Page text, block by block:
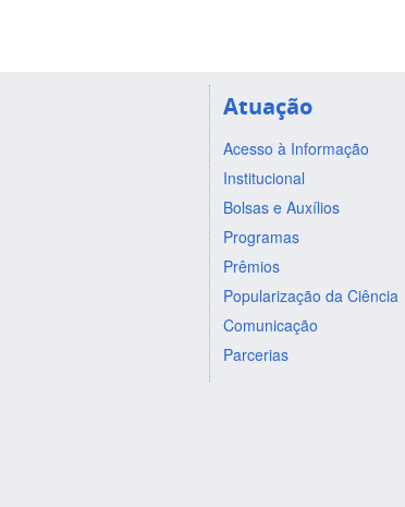
Atuação
Acesso à Informação
Institucional
Bolsas e Auxílios
Programas
Prêmios
Popularização da Ciência
Comunicação
Parcerias